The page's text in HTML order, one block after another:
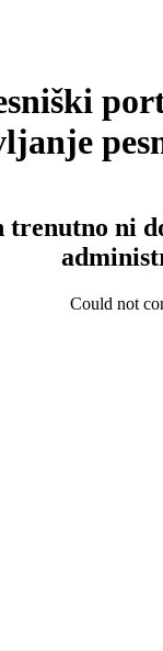
trenutno ni
Could not